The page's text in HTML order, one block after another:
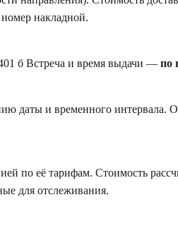
накладной.
б Встреча и время выдачи — по
даты и временного интервала.
по её тарифам. Стоимость
для отслеживания.